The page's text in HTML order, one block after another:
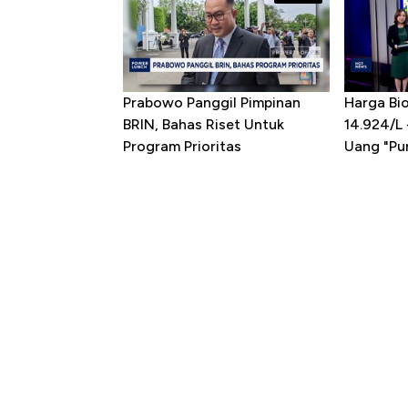
Prabowo Panggil Pimpinan
BRIN, Bahas Riset Untuk
Program Prioritas
Harga
14.924/L
Uang